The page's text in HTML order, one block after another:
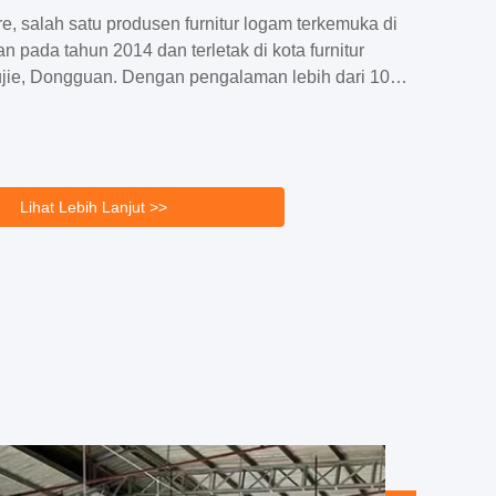
salah satu produsen furnitur logam terkemuka di
pada tahun 2014 dan terletak di kota furnitur
Dongguan. Dengan pengalaman lebih dari 10
logam ,MDF furnitur dan upholstery.MSJ
bingkai logam lebih dari 2.000 keping dan
lebih dari 3.000 keping setiap bulan.Kami adalah
Lihat Lebih Lanjut >>